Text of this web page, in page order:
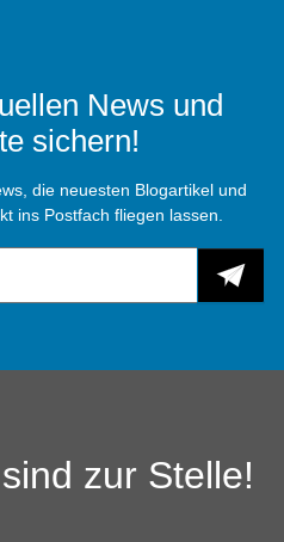
News und
sichern!
die neuesten Blogartikel und
ins Postfach fliegen lassen.
zur Stelle!